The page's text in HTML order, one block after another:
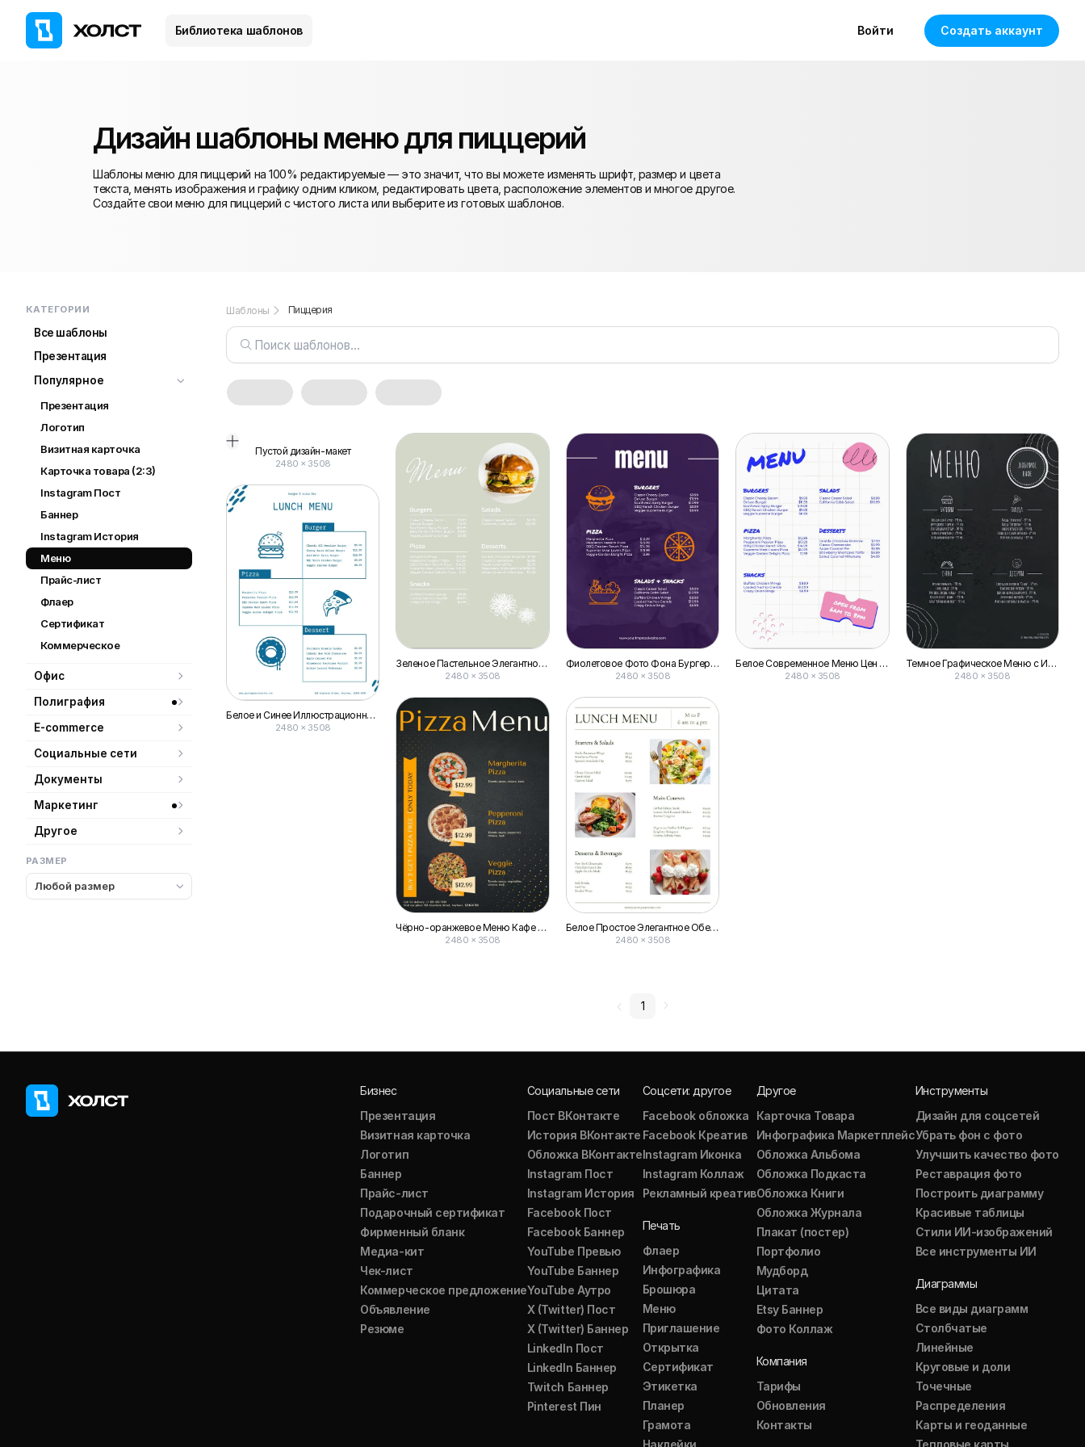
Библиотека шаблонов Войти Создать аккаунт
Дизайн шаблоны меню для пиццерий
Шаблоны меню для пиццерий на 100% редактируемые — это значит, что вы можете изменять шрифт, размер и цвета
текста, менять изображения и графику одним кликом, редактировать цвета, расположение элементов и многое другое.
Создайте свои меню для пиццерий с чистого листа или выберите из готовых шаблонов.
КАТЕГОРИИ
Все шаблоны
Презентация
Популярное
Презентация
Логотип
Визитная карточка
Карточка товара (2:3)
Instagram Пост
Баннер
Instagram История
Меню
Прайс-лист
Флаер
Сертификат
Коммерческое
Офис
Полиграфия
E-commerce
Социальные сети
Документы
Маркетинг
Другое
РАЗМЕР
Любой размер
Шаблоны Пиццерия
Пустой дизайн-макет
2480 × 3508
Белое и Синее Иллюстрационное Меню Обеденного Бара
2480 × 3508
Зеленое Пастельное Элегантное Меню Бургеров
2480 × 3508
Чёрно-оранжевое Меню Кафе Пиццы на Обед
2480 × 3508
Фиолетовое Фото Фона Бургер Кафе Иллюстрация Меню
2480 × 3508
Белое Простое Элегантное Обеденное Кафе Ресторан Меню
2480 × 3508
Белое Современное Меню Цен на Бургеры с Маркером
2480 × 3508
Темное Графическое Меню с Иллюстрациями для Кафе — Прайс Лист
2480 × 3508
1
Бизнес
Презентация
Визитная карточка
Логотип
Баннер
Прайс-лист
Подарочный сертификат
Фирменный бланк
Медиа-кит
Чек-лист
Коммерческое предложение
Объявление
Резюме
Социальные сети
Пост ВКонтакте
История ВКонтакте
Обложка ВКонтакте
Instagram Пост
Instagram История
Facebook Пост
Facebook Баннер
YouTube Превью
YouTube Баннер
YouTube Аутро
X (Twitter) Пост
X (Twitter) Баннер
LinkedIn Пост
LinkedIn Баннер
Twitch Баннер
Pinterest Пин
Соцсети: другое
Facebook обложка
Facebook Креатив
Instagram Иконка
Instagram Коллаж
Рекламный креатив
Печать
Флаер
Инфографика
Брошюра
Меню
Приглашение
Открытка
Сертификат
Этикетка
Планер
Грамота
Другое
Карточка Товара
Инфографика Маркетплейс
Обложка Альбома
Обложка Подкаста
Обложка Книги
Обложка Журнала
Плакат (постер)
Портфолио
Мудборд
Цитата
Etsy Баннер
Фото Коллаж
Компания
Тарифы
Обновления
Контакты
Инструменты
Дизайн для соцсетей
Убрать фон с фото
Улучшить качество фото
Реставрация фото
Построить диаграмму
Красивые таблицы
Стили ИИ-изображений
Все инструменты ИИ
Диаграммы
Все виды диаграмм
Столбчатые
Линейные
Круговые и доли
Точечные
Распределения
Карты и геоданные